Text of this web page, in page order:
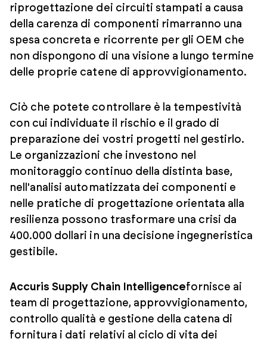
riprogettazione dei circuiti stampati a causa
della carenza di componenti rimarranno una
spesa concreta e ricorrente per gli OEM che
non dispongono di una visione a lungo termine
delle proprie catene di approvvigionamento.
Ciò che potete controllare è la tempestività
con cui individuate il rischio e il grado di
preparazione dei vostri progetti nel gestirlo.
Le organizzazioni che investono nel
monitoraggio continuo della distinta base,
nell'analisi automatizzata dei componenti e
nelle pratiche di progettazione orientata alla
resilienza possono trasformare una crisi da
400.000 dollari in una decisione ingegneristica
gestibile.
Accuris Supply Chain Intelligencefornisce ai
team di progettazione, approvvigionamento,
controllo qualità e gestione della catena di
fornitura i dati relativi al ciclo di vita dei